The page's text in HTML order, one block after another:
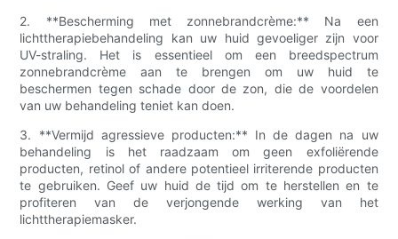
2. **Bescherming met zonnebrandcrème:** Na een
lichttherapiebehandeling kan uw huid gevoeliger zijn voor
UV-straling. Het is essentieel om een ​​breedspectrum
zonnebrandcrème aan te brengen om uw huid te
beschermen tegen schade door de zon, die de voordelen
van uw behandeling teniet kan doen.
3. **Vermijd agressieve producten:** In de dagen na uw
behandeling is het raadzaam om geen exfoliërende
producten, retinol of andere potentieel irriterende producten
te gebruiken. Geef uw huid de tijd om te herstellen en te
profiteren van de verjongende werking van het
lichttherapiemasker.